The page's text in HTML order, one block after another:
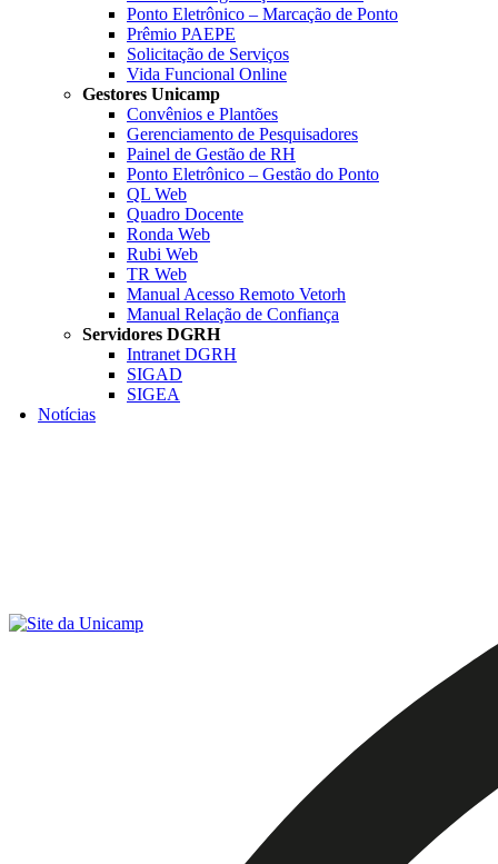
Ponto Eletrônico – Marcação de Ponto
Prêmio PAEPE
Solicitação de Serviços
Vida Funcional Online
Gestores Unicamp
Convênios e Plantões
Gerenciamento de Pesquisadores
Painel de Gestão de RH
Ponto Eletrônico – Gestão do Ponto
QL Web
Quadro Docente
Ronda Web
Rubi Web
TR Web
Manual Acesso Remoto Vetorh
Manual Relação de Confiança
Servidores DGRH
Intranet DGRH
SIGAD
SIGEA
Notícias